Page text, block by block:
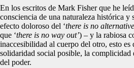
En los escritos de Mark Fisher que he
consciencia de una naturaleza histórica y
efecto doloroso del ‘there is no
que ‘there is no way out’) – y la rabiosa
inaccesibilidad al cuerpo del otro, esto es
solidaridad social posible, la complicidad
del poder.